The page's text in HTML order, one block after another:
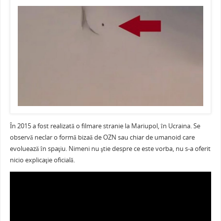
c itt ai er
e
at ta
je
În 2015 a fost realizată o filmare stranie la Mariupol, în Ucraina. Se
observă neclar o formă bizaă de OZN sau chiar de umanoid care
evoluează în spaţiu. Nimeni nu ştie despre ce este vorba, nu s-a oferit
nicio explicaţie oficială.